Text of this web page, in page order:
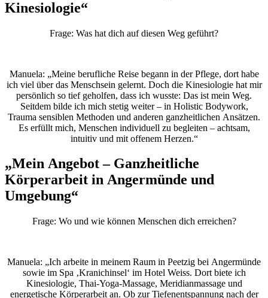
Kinesiologie“
Frage: Was hat dich auf diesen Weg geführt?
Manuela: „Meine berufliche Reise begann in der Pflege, dort habe
ich viel über das Menschsein gelernt. Doch die Kinesiologie hat mir
persönlich so tief geholfen, dass ich wusste: Das ist mein Weg.
Seitdem bilde ich mich stetig weiter – in Holistic Bodywork,
Trauma sensiblen Methoden und anderen ganzheitlichen Ansätzen.
Es erfüllt mich, Menschen individuell zu begleiten – achtsam,
intuitiv und mit offenem Herzen.“
„Mein Angebot – Ganzheitliche
Körperarbeit in Angermünde und
Umgebung“
Frage: Wo und wie können Menschen dich erreichen?
Manuela: „Ich arbeite in meinem Raum in Peetzig bei Angermünde
sowie im Spa ‚Kranichinsel‘ im Hotel Weiss. Dort biete ich
Kinesiologie, Thai-Yoga-Massage, Meridianmassage und
energetische Körperarbeit an. Ob zur Tiefenentspannung nach der